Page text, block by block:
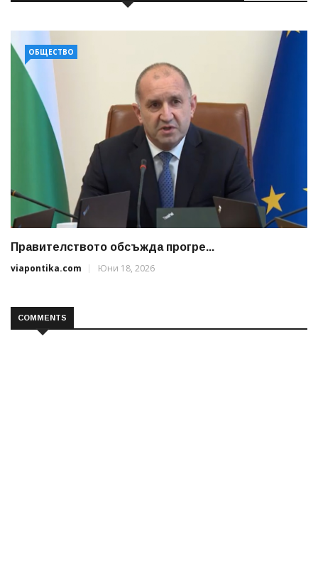
ОБЩЕСТВО
Правителството обсъжда прогре...
viapontika.com
Юни 18, 2026
COMMENTS